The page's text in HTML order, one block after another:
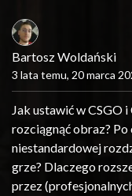
Bartosz Woldański
3 lata temu, 20 marca
Jak ustawić w CSGO
rozciągnąć obraz?
niestandardowej
grze? Dlaczego
przez